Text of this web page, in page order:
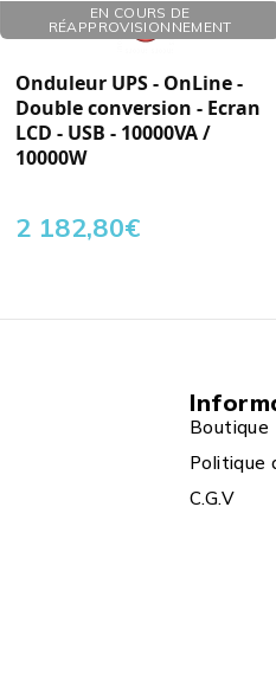
EN COURS DE
RÉAPPROVISIONNEMENT
Réf. : 581100
Onduleur UPS - OnLine -
Double conversion - Ecran
LCD - USB - 10000VA /
10000W
2 182,80€
Boutique
Politique
C.G.V